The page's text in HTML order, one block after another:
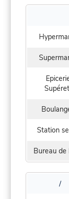
Station
Bureau de
/